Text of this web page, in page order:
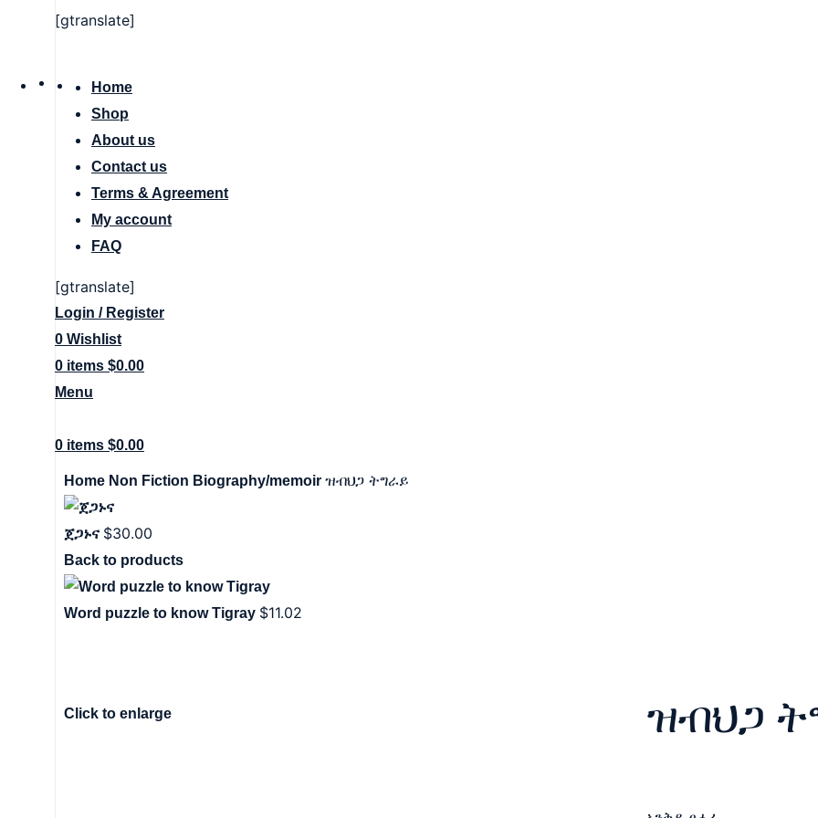
[gtranslate]
Home
Shop
About us
Contact us
Terms & Agreement
My account
FAQ
[gtranslate]
Login / Register
0 Wishlist
0 items $0.00
Menu
0 items $0.00
Home Non Fiction Biography/memoir ዝብህጋ ትግራይ
ጀጋኑና $30.00
Back to products
Word puzzle to know Tigray $11.02
Click to enlarge ዝብህጋ